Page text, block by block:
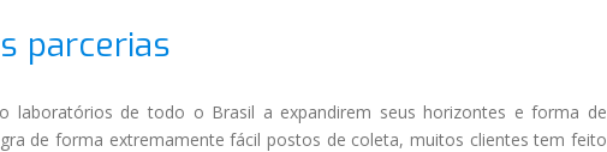
parcerias
laboratórios de todo o Brasil a expandirem seus horizontes e forma de
de forma extremamente fácil postos de coleta, muitos clientes tem feito